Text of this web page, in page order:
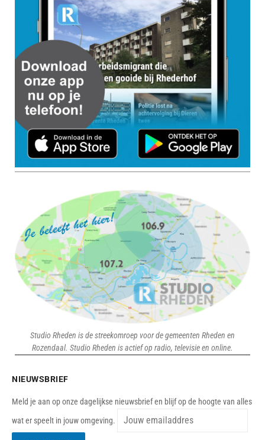
Studio Rheden is de streekomroep voor de gemeenten Rheden en
Rozendaal. Studio Rheden is actief op radio, televisie en online.
NIEUWSBRIEF
Meld je aan op onze dagelijkse nieuwsbrief en blijf op de hoogte van alles
wat er speelt in jouw omgeving.